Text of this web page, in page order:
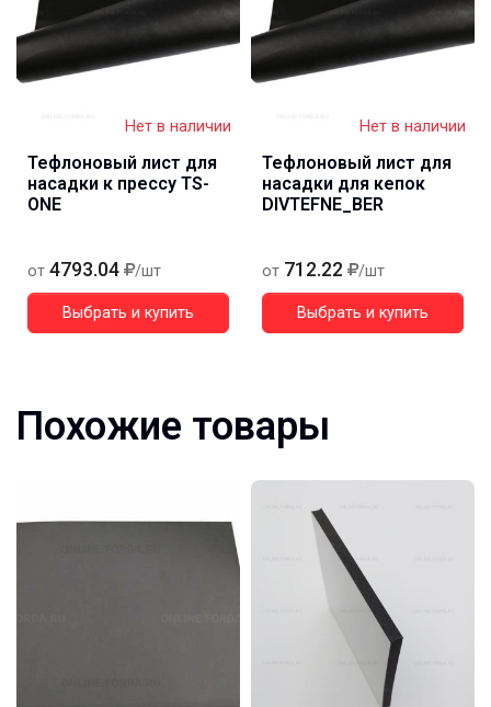
Нет в наличии
Тефлоновый лист для
насадки к прессу TS-
ONE
от 4793.04 /шт
Выбрать и купить
Нет в наличии
Тефлоновый лист для
насадки для кепок
DIVTEFNE_BER
от 712.22 /шт
Выбрать и купить
Похожие товары